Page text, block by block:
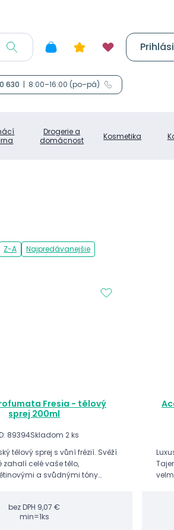
Drogerie a
domácnost
Kosmetika
630 8:00–16:00 (po–pá)
Z-A Najpredávanejšie
Fresia - tělový
sprej 200ml
89394Skladom 2 ks
tělový sprej s vůní frézií. Svěží
zahalí celé vaše tělo,
a svůdnými tóny
bez DPH 9,07 €
min=1ks